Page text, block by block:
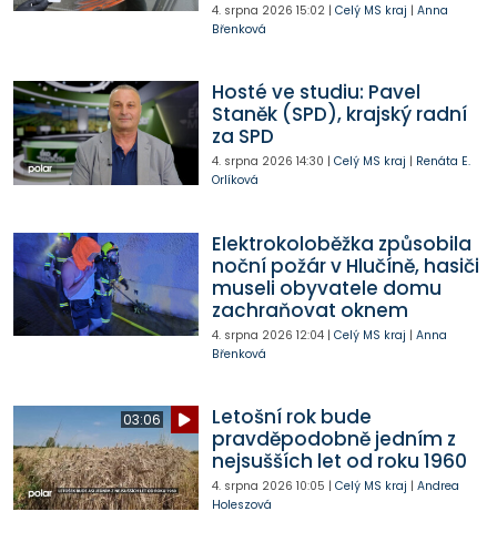
4. srpna 2026 15:02| Celý MS kraj | Anna
Břenková
Hosté ve studiu: Pavel
Staněk (SPD), krajský radní
za SPD
4. srpna 2026 14:30 | Celý MS kraj | Renáta E.
Orlíková
Elektrokoloběžka způsobila
noční požár v Hlučíně, hasiči
museli obyvatele domu
zachraňovat oknem
4. srpna 2026 12:04| Celý MS kraj | Anna
Břenková
03:06
Letošní rok bude
pravděpodobně jedním z
nejsušších let od roku 1960
4. srpna 2026 10:05 | Celý MS kraj | Andrea
Holeszová